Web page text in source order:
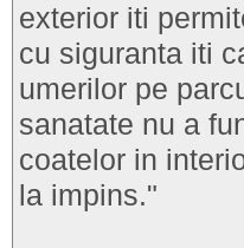
exterior iti
cu siguranta iti
umerilor pe
sanatate nu a
coatelor in
la impins."